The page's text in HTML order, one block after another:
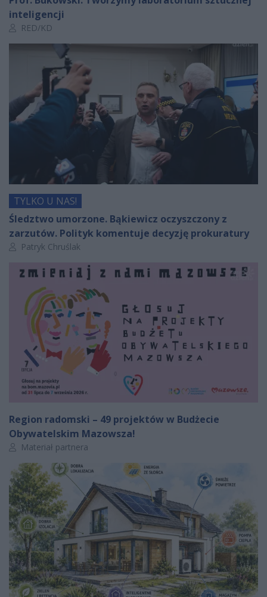
inteligencji
Autor artykułu:
RED/KD
TYLKO U NAS!
Śledztwo umorzone. Bąkiewicz oczyszczony z
zarzutów. Polityk komentuje decyzję prokuratury
Autor artykułu:
Patryk Chruślak
Region radomski – 49 projektów w Budżecie
Obywatelskim Mazowsza!
Autor artykułu:
Materiał partnera